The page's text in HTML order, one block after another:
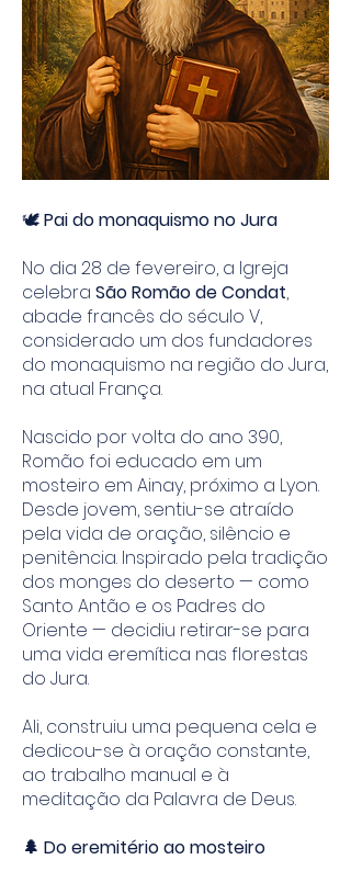
🕊️Pai do monaquismo no Jura
No dia 28 de fevereiro, a Igreja
celebra São Romão de Condat,
abade francês do século V,
considerado um dos fundadores
do monaquismo na região do Jura,
na atual França.
Nascido por volta do ano 390,
Romão foi educado em um
mosteiro em Ainay, próximo a Lyon.
Desde jovem, sentiu-se atraído
pela vida de oração, silêncio e
penitência. Inspirado pela tradição
dos monges do deserto — como
Santo Antão e os Padres do
Oriente — decidiu retirar-se para
uma vida eremítica nas florestas
do Jura.
Ali, construiu uma pequena cela e
dedicou-se à oração constante,
ao trabalho manual e à
meditação da Palavra de Deus.
🌲 Do eremitério ao mosteiro